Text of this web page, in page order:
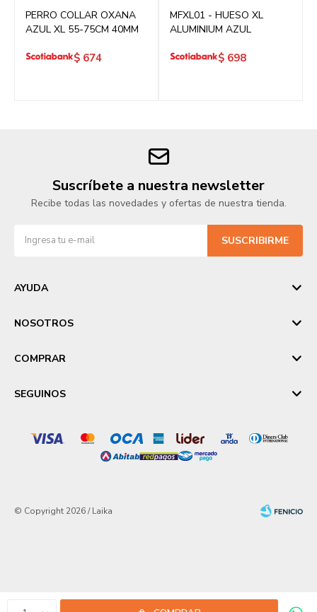
PERRO COLLAR OXANA
AZUL XL 55-75CM 40MM
$ 674
MFXL01 - HUESO XL
ALUMINIUM AZUL
$ 698
Suscríbete a nuestra newsletter
Recibe todas las novedades y ofertas de nuestra tienda.
SUSCRIBIRME
AYUDA
NOSOTROS
COMPRAR
SEGUINOS
© Copyright 2026 / Laika